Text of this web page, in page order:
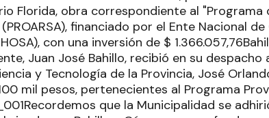
Florida, obra correspondiente al "Programa
financiado por el Ente Nacional
con una inversión de $
Juan José Bahillo, recibió en su
y Tecnología de la Provincia, José
mil pesos, pertenecientes al Programa
Recordemos que la Municipalidad se